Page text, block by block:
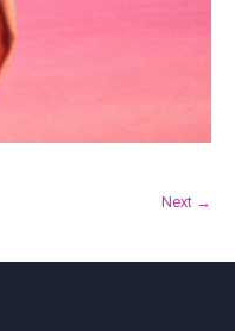
Next →